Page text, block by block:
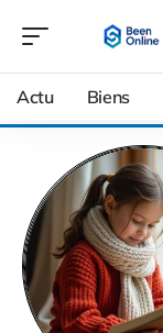
Actu Biens